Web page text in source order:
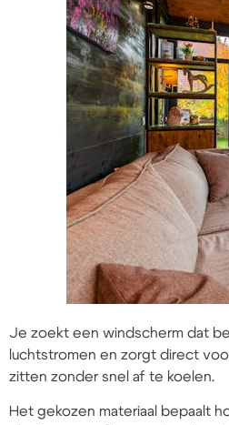
Je zoekt een windscherm dat
luchtstromen en zorgt direct
zitten zonder snel af te koelen.
Het gekozen materiaal bepaalt